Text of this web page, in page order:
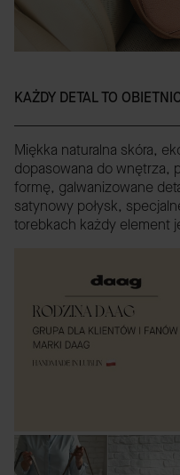
KAŻDY DETAL TO
Miękka naturalna skóra,
dopasowana do wnętrza,
formę, galwanizowane
satynowy połysk,
torebkach każdy element